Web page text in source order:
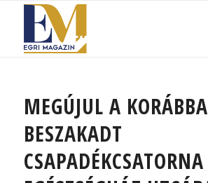
MEGÚJUL A
BESZAKADT